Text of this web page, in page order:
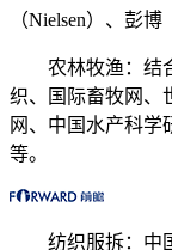
（Nielsen）、彭博
农林牧渔：结合
织、国际畜牧网、
网、中国水产科学
等。
纺织服拆：中国